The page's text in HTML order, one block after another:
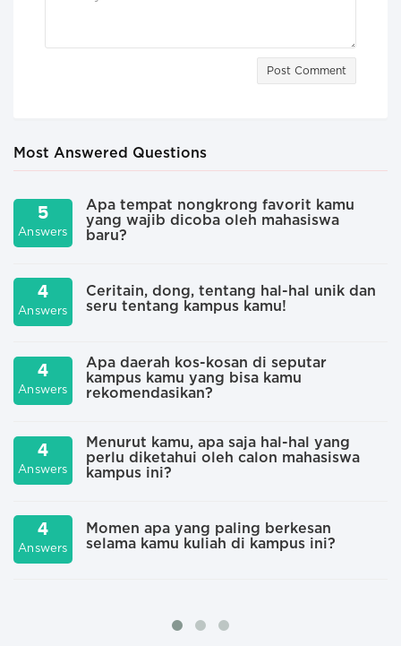
Post Comment
Most Answered Questions
5
Answers
Apa tempat nongkrong favorit kamu
yang wajib dicoba oleh mahasiswa
baru?
4
Answers
Ceritain, dong, tentang hal-hal unik dan
seru tentang kampus kamu!
4
Answers
Apa daerah kos-kosan di seputar
kampus kamu yang bisa kamu
rekomendasikan?
4
Answers
Menurut kamu, apa saja hal-hal yang
perlu diketahui oleh calon mahasiswa
kampus ini?
4
Answers
Momen apa yang paling berkesan
selama kamu kuliah di kampus ini?